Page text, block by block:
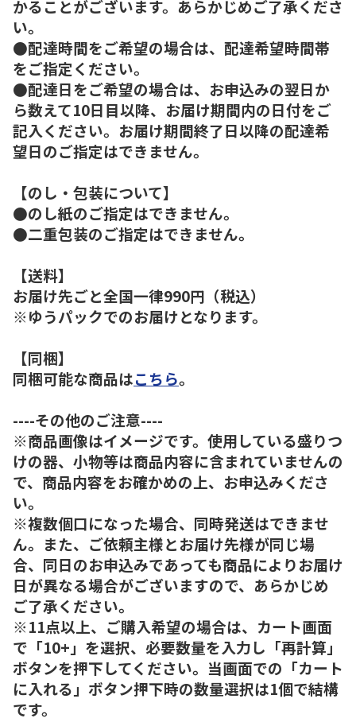
かることがございます。あらかじめご了承くださ
い。
●配達時間をご希望の場合は、配達希望時間帯
をご指定ください。
●配達日をご希望の場合は、お申込みの翌日か
ら数えて10日目以降、お届け期間内の日付をご
記入ください。お届け期間終了日以降の配達希
望日のご指定はできません。
【のし・包装について】
●のし紙のご指定はできません。
●二重包装のご指定はできません。
【送料】
お届け先ごと全国一律990円（税込）
※ゆうパックでのお届けとなります。
【同梱】
同梱可能な商品はこちら。
----その他のご注意----
※商品画像はイメージです。使用している盛りつ
けの器、小物等は商品内容に含まれていませんの
で、商品内容をお確かめの上、お申込みくださ
い。
※複数個口になった場合、同時発送はできませ
ん。また、ご依頼主様とお届け先様が同じ場
合、同日のお申込みであっても商品によりお届け
日が異なる場合がございますので、あらかじめ
ご了承ください。
※11点以上、ご購入希望の場合は、カート画面
で「10+」を選択、必要数量を入力し「再計算」
ボタンを押下してください。当画面での「カート
に入れる」ボタン押下時の数量選択は1個で結構
です。